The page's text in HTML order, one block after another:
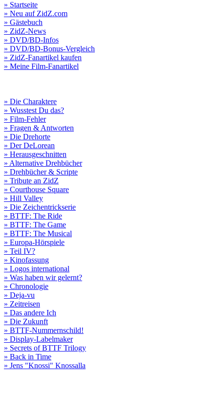
» Startseite
» Neu auf ZidZ.com
» Gästebuch
» ZidZ-News
» DVD/BD-Infos
» DVD/BD-Bonus-Vergleich
» ZidZ-Fanartikel kaufen
» Meine Film-Fanartikel
» Die Charaktere
» Wusstest Du das?
» Film-Fehler
» Fragen & Antworten
» Die Drehorte
» Der DeLorean
» Herausgeschnitten
» Alternative Drehbücher
» Drehbücher & Scripte
» Tribute an ZidZ
» Courthouse Square
» Hill Valley
» Die Zeichentrickserie
» BTTF: The Ride
» BTTF: The Game
» BTTF: The Musical
» Europa-Hörspiele
» Teil IV?
» Kinofassung
» Logos international
» Was haben wir gelernt?
» Chronologie
» Deja-vu
» Zeitreisen
» Das andere Ich
» Die Zukunft
» BTTF-Nummernschild!
» Display-Labelmaker
» Secrets of BTTF Trilogy
» Back in Time
» Jens "Knossi" Knossalla